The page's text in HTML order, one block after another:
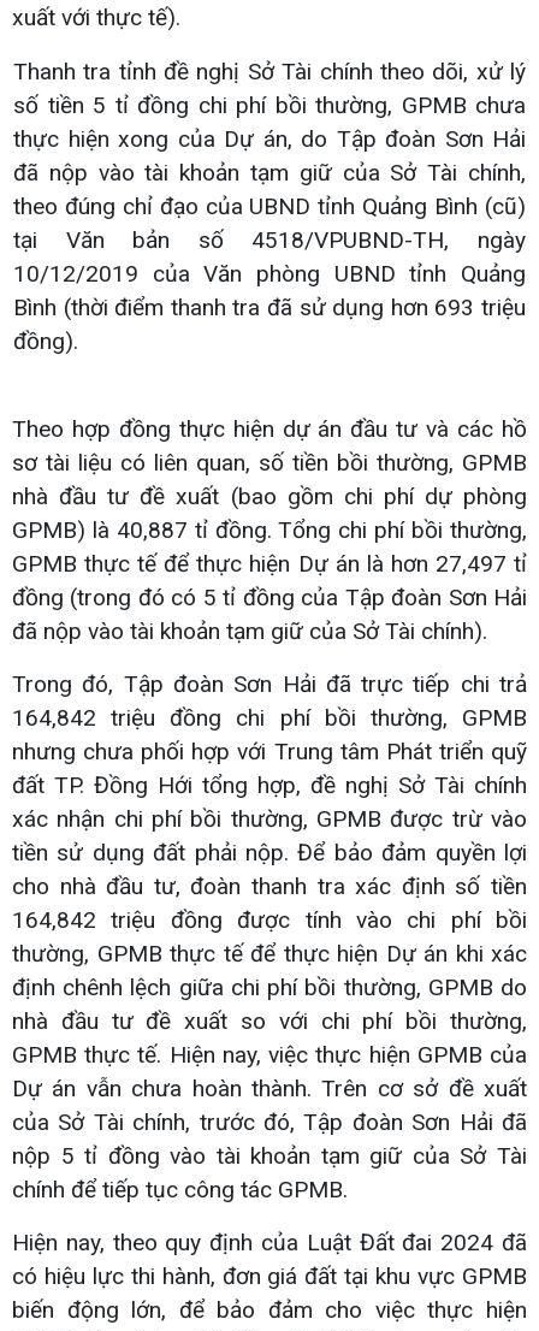
xuất với thực tế).
Thanh tra tỉnh đề nghị Sở Tài chính theo dõi, xử lý
số tiền 5 tỉ đồng chi phí bồi thường, GPMB chưa
thực hiện xong của Dự án, do Tập đoàn Sơn Hải
đã nộp vào tài khoản tạm giữ của Sở Tài chính,
theo đúng chỉ đạo của UBND tỉnh Quảng Bình (cũ)
tại Văn bản số 4518/VPUBND-TH, ngày
10/12/2019 của Văn phòng UBND tỉnh Quảng
Bình (thời điểm thanh tra đã sử dụng hơn 693 triệu
đồng).
Theo hợp đồng thực hiện dự án đầu tư và các hồ
sơ tài liệu có liên quan, số tiền bồi thường, GPMB
nhà đầu tư đề xuất (bao gồm chi phí dự phòng
GPMB) là 40,887 tỉ đồng. Tổng chi phí bồi thường,
GPMB thực tế để thực hiện Dự án là hơn 27,497 tỉ
đồng (trong đó có 5 tỉ đồng của Tập đoàn Sơn Hải
đã nộp vào tài khoản tạm giữ của Sở Tài chính).
Trong đó, Tập đoàn Sơn Hải đã trực tiếp chi trả
164,842 triệu đồng chi phí bồi thường, GPMB
nhưng chưa phối hợp với Trung tâm Phát triển quỹ
đất TP. Đồng Hới tổng hợp, đề nghị Sở Tài chính
xác nhận chi phí bồi thường, GPMB được trừ vào
tiền sử dụng đất phải nộp. Để bảo đảm quyền lợi
cho nhà đầu tư, đoàn thanh tra xác định số tiền
164,842 triệu đồng được tính vào chi phí bồi
thường, GPMB thực tế để thực hiện Dự án khi xác
định chênh lệch giữa chi phí bồi thường, GPMB do
nhà đầu tư đề xuất so với chi phí bồi thường,
GPMB thực tế. Hiện nay, việc thực hiện GPMB của
Dự án vẫn chưa hoàn thành. Trên cơ sở đề xuất
của Sở Tài chính, trước đó, Tập đoàn Sơn Hải đã
nộp 5 tỉ đồng vào tài khoản tạm giữ của Sở Tài
chính để tiếp tục công tác GPMB.
Hiện nay, theo quy định của Luật Đất đai 2024 đã
có hiệu lực thi hành, đơn giá đất tại khu vực GPMB
biến động lớn, để bảo đảm cho việc thực hiện